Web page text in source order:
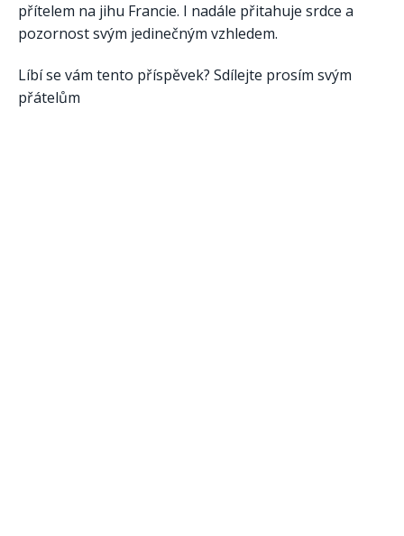
přítelem na jihu Francie. I nadále přitahuje srdce a
pozornost svým jedinečným vzhledem.
Líbí se vám tento příspěvek? Sdílejte prosím svým
přátelům